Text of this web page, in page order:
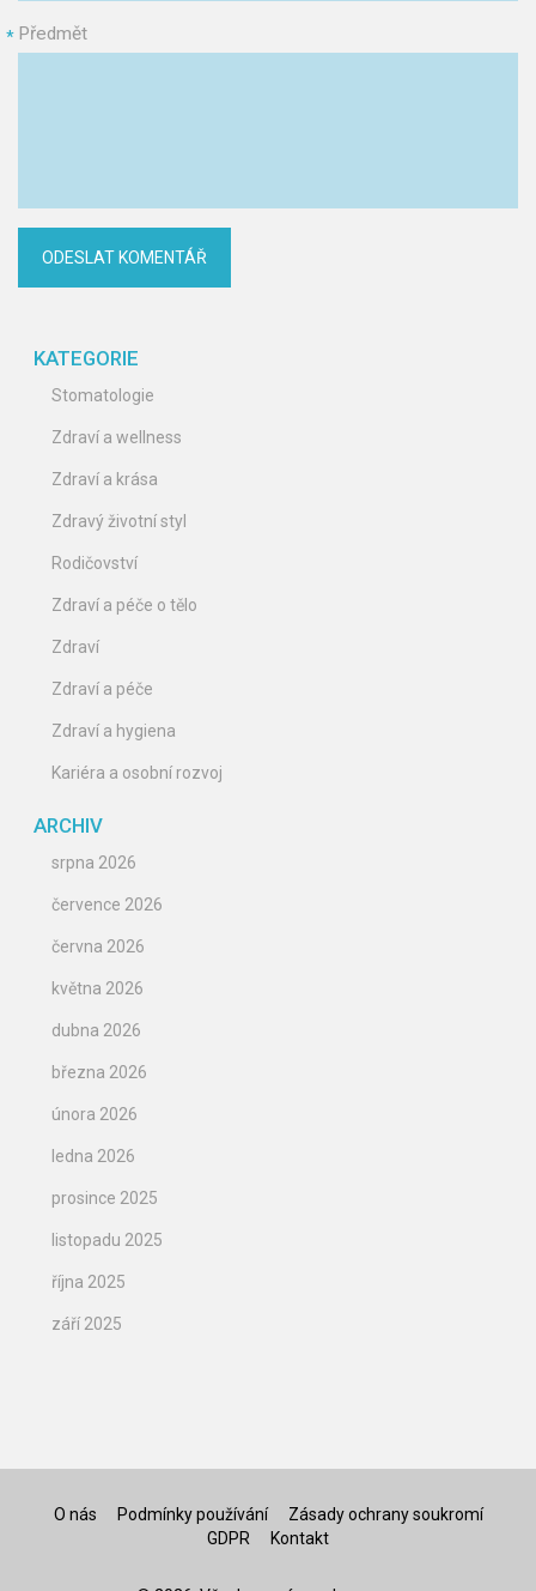
Předmět
*
KATEGORIE
Stomatologie
Zdraví a wellness
Zdraví a krása
Zdravý životní styl
Rodičovství
Zdraví a péče o tělo
Zdraví
Zdraví a péče
Zdraví a hygiena
Kariéra a osobní rozvoj
ARCHIV
srpna 2026
července 2026
června 2026
května 2026
dubna 2026
března 2026
února 2026
ledna 2026
prosince 2025
listopadu 2025
října 2025
září 2025
O nás Podmínky používání
Zásady ochrany soukromí
GDPR
Kontakt